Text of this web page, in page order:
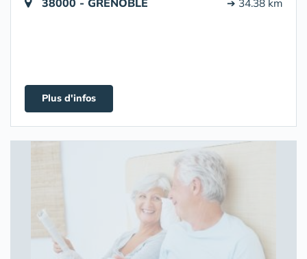
38000 - GRENOBLE ➔ 34.38 km
Plus d'infos